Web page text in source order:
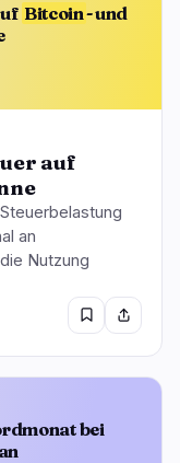
Bitcoin- und
auf
an
Nutzung
bei